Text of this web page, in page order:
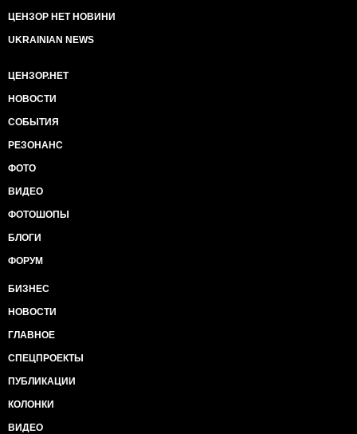
ЦЕНЗОР НЕТ НОВИНИ
UKRAINIAN NEWS
ЦЕНЗОР.НЕТ
НОВОСТИ
СОБЫТИЯ
РЕЗОНАНС
ФОТО
ВИДЕО
ФОТОШОПЫ
БЛОГИ
ФОРУМ
БИЗНЕС
НОВОСТИ
ГЛАВНОЕ
СПЕЦПРОЕКТЫ
ПУБЛИКАЦИИ
КОЛОНКИ
ВИДЕО